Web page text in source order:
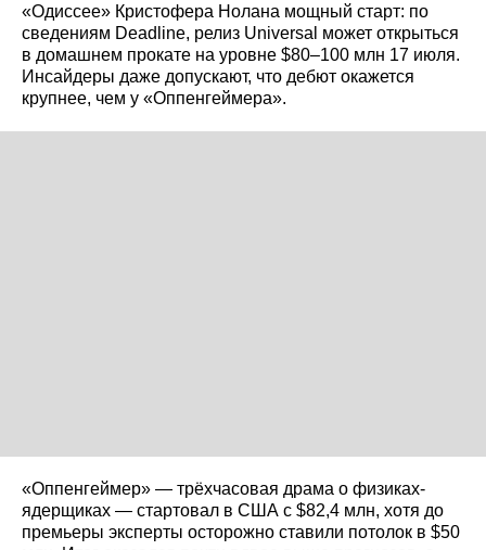
«Одиссее» Кристофера Нолана мощный старт: по
сведениям Deadline, релиз Universal может открытьcя
в домашнем прокате на уровне $80–100 млн 17 июля.
Инсайдеры даже допускают, что дебют окажется
крупнее, чем у «Оппенгеймера».
«Оппенгеймер» — трёхчасовая драма о физиках-
ядерщиках — стартовал в США с $82,4 млн, хотя до
премьеры эксперты осторожно ставили потолок в $50